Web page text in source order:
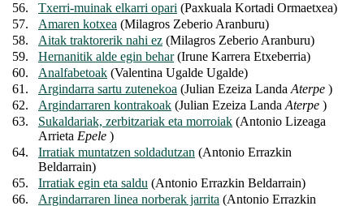
56.
Txerri-muinak elkarri opari (Paxkuala Kortadi Ormaetxea)
57.
Amaren kotxea (Milagros Zeberio Aranburu)
58.
Aitak traktorerik nahi ez (Milagros Zeberio Aranburu)
59.
Hernanitik alde egin behar(Irune Karrera Etxeberria)
60.
Analfabetoak (Valentina Ugalde Ugalde)
61.
Argindarra sartu zutenekoa (Julian Ezeiza Landa Aterpe )
62.
Argindarraren kontrakoak (Julian Ezeiza Landa Aterpe )
63.
Sukaldariak, zerbitzariak eta morroiak (Antonio Lizeaga
Arrieta Epele )
64.
Irratiak muntatzen soldadutzan (Antonio Errazkin
Beldarrain)
65.
Irratiak egin eta saldu (Antonio Errazkin Beldarrain)
66.
Argindarraren linea norberak jarrita (Antonio Errazkin